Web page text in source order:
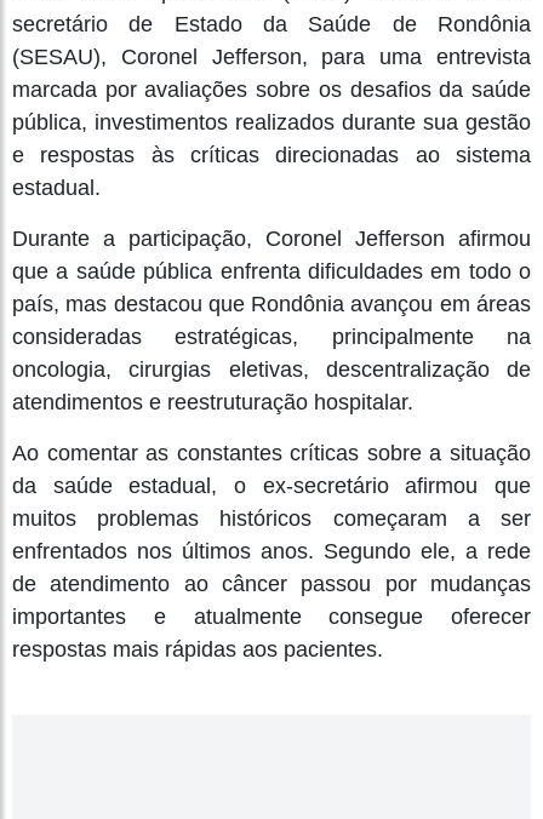
secretário de Estado da Saúde de Rondônia
(SESAU), Coronel Jefferson, para uma entrevista
marcada por avaliações sobre os desafios da saúde
pública, investimentos realizados durante sua gestão
e respostas às críticas direcionadas ao sistema
estadual.
Durante a participação, Coronel Jefferson afirmou
que a saúde pública enfrenta dificuldades em todo o
país, mas destacou que Rondônia avançou em áreas
consideradas estratégicas, principalmente na
oncologia, cirurgias eletivas, descentralização de
atendimentos e reestruturação hospitalar.
Ao comentar as constantes críticas sobre a situação
da saúde estadual, o ex-secretário afirmou que
muitos problemas históricos começaram a ser
enfrentados nos últimos anos. Segundo ele, a rede
de atendimento ao câncer passou por mudanças
importantes e atualmente consegue oferecer
respostas mais rápidas aos pacientes.